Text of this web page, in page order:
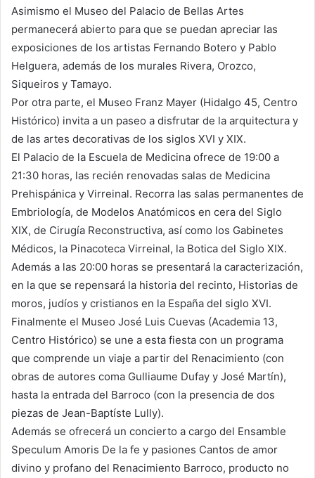
Asimismo el Museo del Palacio de Bellas Artes
permanecerá abierto para que se puedan apreciar las
exposiciones de los artistas Fernando Botero y Pablo
Helguera, además de los murales Rivera, Orozco,
Siqueiros y Tamayo.
Por otra parte, el Museo Franz Mayer (Hidalgo 45, Centro
Histórico) invita a un paseo a disfrutar de la arquitectura y
de las artes decorativas de los siglos XVI y XIX.
El Palacio de la Escuela de Medicina ofrece de 19:00 a
21:30 horas, las recién renovadas salas de Medicina
Prehispánica y Virreinal. Recorra las salas permanentes de
Embriología, de Modelos Anatómicos en cera del Siglo
XIX, de Cirugía Reconstructiva, así como los Gabinetes
Médicos, la Pinacoteca Virreinal, la Botica del Siglo XIX.
Además a las 20:00 horas se presentará la caracterización,
en la que se repensará la historia del recinto, Historias de
moros, judíos y cristianos en la España del siglo XVI.
Finalmente el Museo José Luis Cuevas (Academia 13,
Centro Histórico) se une a esta fiesta con un programa
que comprende un viaje a partir del Renacimiento (con
obras de autores coma Gulliaume Dufay y José Martín),
hasta la entrada del Barroco (con la presencia de dos
piezas de Jean-Baptíste Lully).
Además se ofrecerá un concierto a cargo del Ensamble
Speculum Amoris De la fe y pasiones Cantos de amor
divino y profano del Renacimiento Barroco, producto no